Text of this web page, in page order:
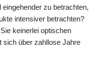
zu betrachten,
intensiver betrachten?
keinerlei optischen
über zahllose Jahre